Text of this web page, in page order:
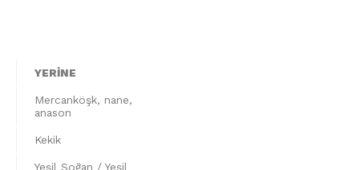
YERİNE
Mercanköşk, nane,
anason
Kekik
Yeşil Soğan / Yeşil